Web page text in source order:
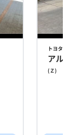
トヨタ
アル
( Ｚ)